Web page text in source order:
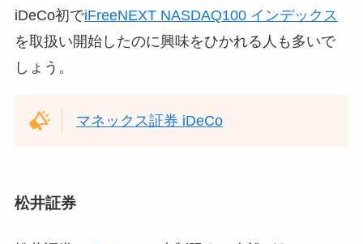
iDeCo初でiFreeNEXT NASDAQ100 インデックス
を取扱い開始したのに興味をひかれる人も多いで
しょう。
マネックス証券 iDeCo
松井証券